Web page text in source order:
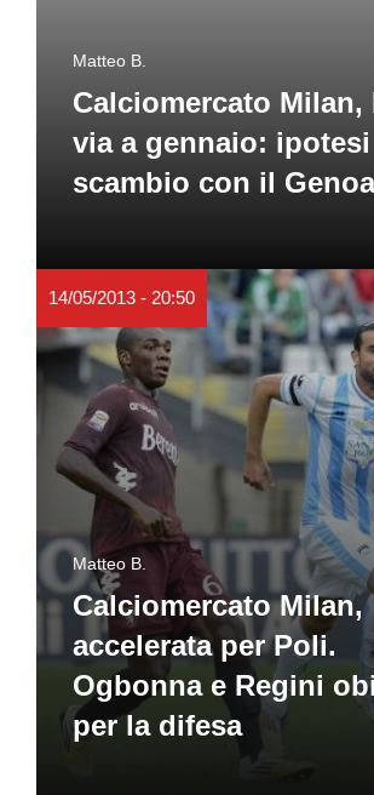
Matteo B.
Calciomercato Milan,
via a gennaio:
scambio con il Genoa
14/05/2013 - 20:50
Matteo B.
Calciomercato Milan,
accelerata per Poli.
Ogbonna e Regini
per la difesa